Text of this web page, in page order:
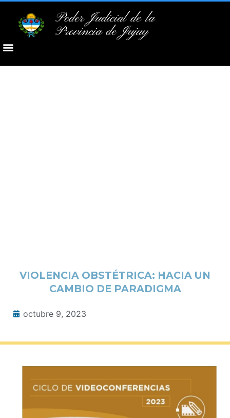
Poder Judicial de la
Provincia de Jujuy
VIOLENCIA OBSTÉTRICA: HACIA UN
CAMBIO DE PARADIGMA
octubre 9, 2023